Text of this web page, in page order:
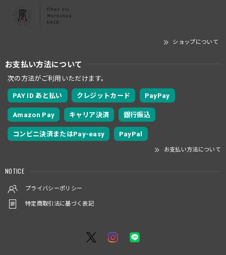
ショップについて
お支払い方法について
次の方法がご利用いただけます。
PAY ID あと払い クレジットカード PayPay
Amazon Pay キャリア決済 銀行振込
コンビニ決済またはPay-easy PayPal
お支払い方法について
NOTICE
プライバシーポリシー
特定商取引法に基づく表記